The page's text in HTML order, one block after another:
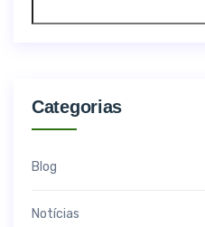
Categorias
Blog
Notícias